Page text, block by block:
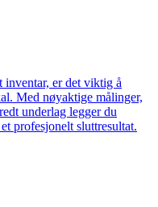
inventar, er det viktig å
Med nøyaktige målinger,
underlag legger du
profesjonelt sluttresultat.